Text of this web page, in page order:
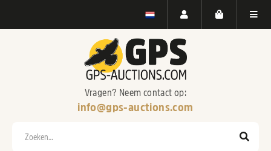
Vragen? Neem contact op:
info@gps-auctions.com